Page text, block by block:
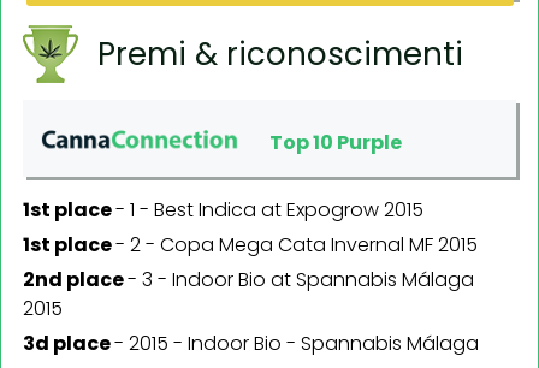
Premi & riconoscimenti
Top 10 Purple
1st place- 1 - Best Indica at Expogrow 2015
1st place- 2 - Copa Mega Cata Invernal MF 2015
2nd place- 3 - Indoor Bio at Spannabis Málaga
2015
3d place- 2015 - Indoor Bio - Spannabis Málaga